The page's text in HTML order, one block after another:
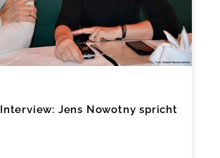
Interview: Jens Nowotny spricht